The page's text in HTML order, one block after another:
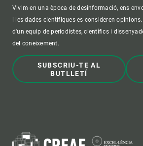
Vivim en una època de desinformació, ens
i les dades científiques es consideren opinions.
d'un equip de periodistes, científics i
del coneixement.
SUBSCRIU-TE AL
BUTLLETÍ